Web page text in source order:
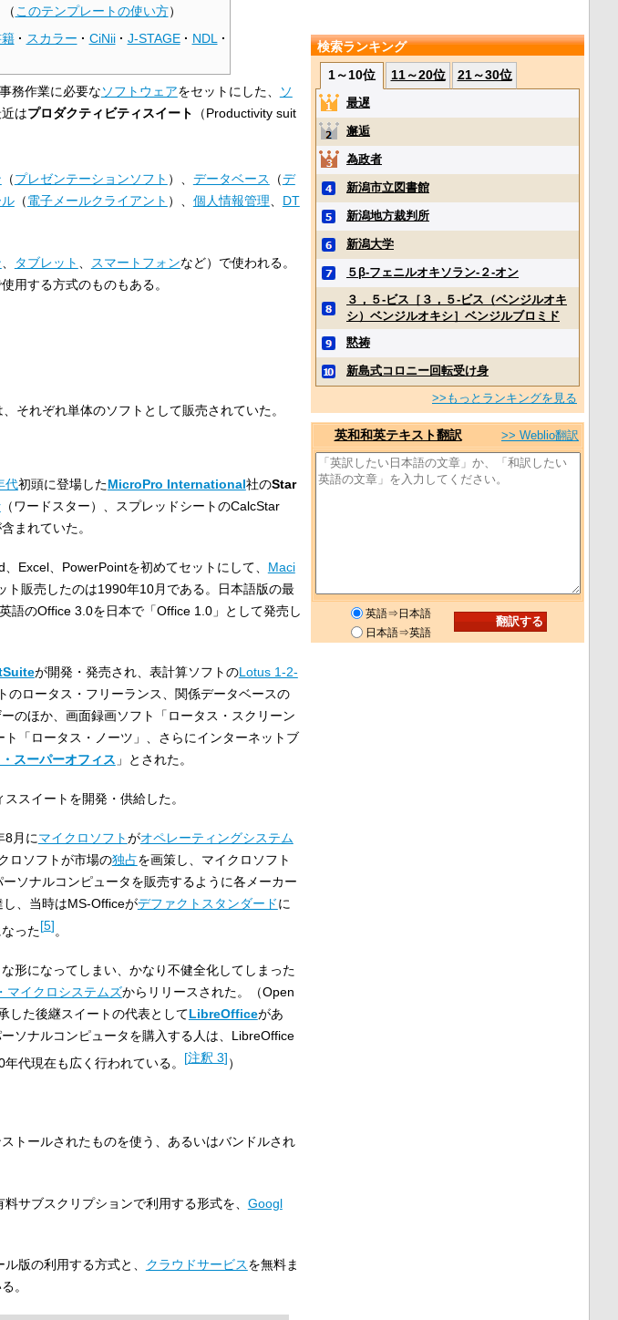
（ このテンプレートの使い方）
· スカラー · CiNii · J-STAGE · NDL
·
務作業に必要なソフトウェアをセットにした、
ソ
はプロダクティビティスイート
（Productivity suit
（プレゼンテーションソフト ）、 データベース （デ
（電子メールクライアント ）、 個人情報管理、 DT
タブレット スマートフォンなど）で使われる。
用する方式のものもある。
、それぞれ単体のソフトとして販売されていた。
代初頭に登場したMicroPro International社のStar
（ワードスター）、スプレッドシートのCalcStar
まれていた。
Excel、PowerPointを初めてセットにして、 Maci
ト販売したのは1990年10月である。日本語版の最
語のOffice 3.0を日本で「Office 1.0」として発売し
が開発・発売され、表計算ソフトのLotus 1-2-
のロータス・フリーランス、関係データベースの
のほか、画面録画ソフト「ロータス・スクリーン
「ロータス・ノーツ」、さらにインターネットブ
スーパーオフィス 」とされた。
ススイートを開発・供給した。
8月にマイクロソフトがオペレーティングシステム
ロソフトが市場の独占を画策し、マイクロソフト
ソナルコンピュータを販売するように各メーカー
、当時はMS-Officeがデファクトスタンダードに
った[5]。
形になってしまい、かなり不健全化してしまった
マイクロシステムズからリリースされた。（Open
した後継スイートの代表としてLibreOfficeがあ
ソナルコンピュータを購入する人は、LibreOffice
代現在も広く行われている。 [注釈 3]）
トールされたものを使う、あるいはバンドルされ
サブスクリプションで利用する形式を、 Googl
版の利用する方式と、 クラウドサービスを無料ま
。
検索ランキング
1～10位
11～20位 21～30位
最遅
邂逅
為政者
新潟市立図書館
新潟地方裁判所
新潟大学
５β‐フェニルオキソラン‐２‐オン
３，５‐ビス［３，５‐ビス（ベンジルオキ
シ）ベンジルオキシ］ベンジルブロミド
黙祷
新島式コロニー回転受け身
>>もっとランキングを見る
英和和英テキスト翻訳 >> Weblio翻訳
英語⇒日本語
日本語⇒英語